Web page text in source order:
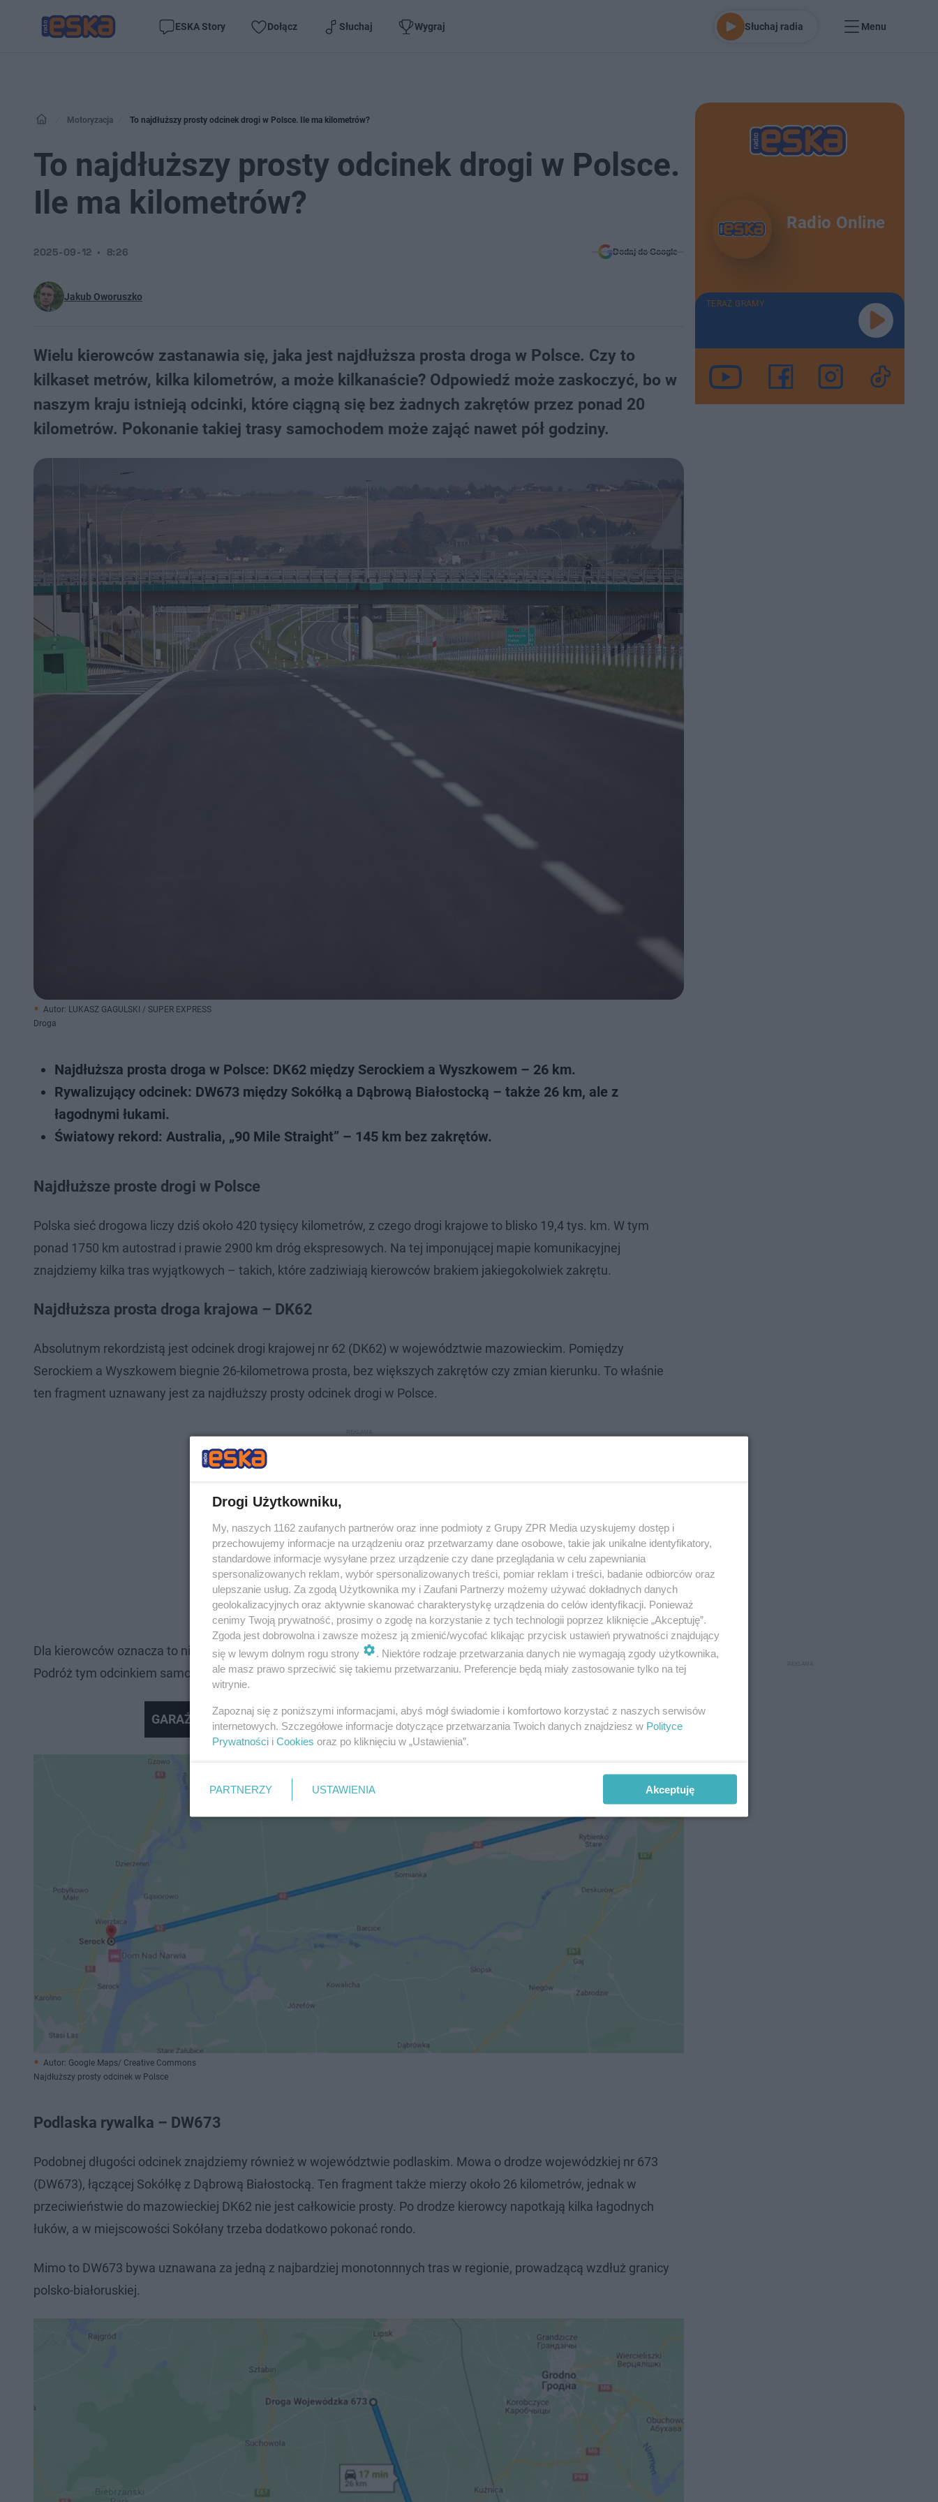
ESKA Story Dołącz Słuchaj Wygraj Słuchaj radia Menu
Motoryzacja To najdłuższy prosty odcinek drogi w Polsce. Ile ma kilometrów?
To najdłuższy prosty odcinek drogi w Polsce.
Ile ma kilometrów?
Jakub Oworuszko
2025-09-12 8:26 Dodaj do Google
Wielu kierowców zastanawia się, jaka jest najdłuższa prosta droga w Polsce. Czy to
kilkaset metrów, kilka kilometrów, a może kilkanaście? Odpowiedź może zaskoczyć, bo w
naszym kraju istnieją odcinki, które ciągną się bez żadnych zakrętów przez ponad 20
kilometrów. Pokonanie takiej trasy samochodem może zająć nawet pół godziny.
Autor: LUKASZ GAGULSKI / SUPER EXPRESS
Droga
Najdłuższa prosta droga w Polsce: DK62 między Serockiem a Wyszkowem – 26 km.
Rywalizujący odcinek: DW673 między Sokółką a Dąbrową Białostocką – także 26 km, ale z
łagodnymi łukami.
Światowy rekord: Australia, „90 Mile Straight” – 145 km bez zakrętów.
Najdłuższe proste drogi w Polsce
Polska sieć drogowa liczy dziś około 420 tysięcy kilometrów, z czego drogi krajowe to blisko 19,4 tys. km. W tym
ponad 1750 km autostrad i prawie 2900 km dróg ekspresowych. Na tej imponującej mapie komunikacyjnej
znajdziemy kilka tras wyjątkowych – takich, które zadziwiają kierowców brakiem jakiegokolwiek zakrętu.
Najdłuższa prosta droga krajowa – DK62
Absolutnym rekordzistą jest odcinek drogi krajowej nr 62 (DK62) w województwie mazowieckim. Pomiędzy
Serockiem a Wyszkowem biegnie 26-kilometrowa prosta, bez większych zakrętów czy zmian kierunku. To właśnie
ten fragment uznawany jest za najdłuższy prosty odcinek drogi w Polsce.
Dla kierowców oznacza to nie tylko wygodną jazdę, ale też monotonię – na tak długiej prostej łatwo stracić czujność.
Podróż tym odcinkiem samochodem osobowym zajmuje średnio około pół godziny.
GARAŻ - 2016
Autor: Google Maps/ Creative Commons
Najdłuższy prosty odcinek w Polsce
Podlaska rywalka – DW673
Podobnej długości odcinek znajdziemy również w województwie podlaskim. Mowa o drodze wojewódzkiej nr 673
(DW673), łączącej Sokółkę z Dąbrową Białostocką. Ten fragment także mierzy około 26 kilometrów, jednak w
przeciwieństwie do mazowieckiej DK62 nie jest całkowicie prosty. Po drodze kierowcy napotkają kilka łagodnych
łuków, a w miejscowości Sokółany trzeba dodatkowo pokonać rondo.
Mimo to DW673 bywa uznawana za jedną z najbardziej monotonnnych tras w regionie, prowadzącą wzdłuż granicy
polsko-białoruskiej.
Radio Online
TERAZ GRAMY
Drogi Użytkowniku,
My, naszych 1162 zaufanych partnerów oraz inne podmioty z Grupy ZPR Media uzyskujemy dostęp i
przechowujemy informacje na urządzeniu oraz przetwarzamy dane osobowe, takie jak unikalne identyfikatory,
standardowe informacje wysyłane przez urządzenie czy dane przeglądania w celu zapewniania
spersonalizowanych reklam, wybór spersonalizowanych treści, pomiar reklam i treści, badanie odbiorców oraz
ulepszanie usług. Za zgodą Użytkownika my i Zaufani Partnerzy możemy używać dokładnych danych
geolokalizacyjnych oraz aktywnie skanować charakterystykę urządzenia do celów identyfikacji. Ponieważ
cenimy Twoją prywatność, prosimy o zgodę na korzystanie z tych technologii poprzez kliknięcie „Akceptuję”.
Zgoda jest dobrowolna i zawsze możesz ją zmienić/wycofać klikając przycisk ustawień prywatności znajdujący
się w lewym dolnym rogu strony
. Niektóre rodzaje przetwarzania danych nie wymagają zgody użytkownika,
ale masz prawo sprzeciwić się takiemu przetwarzaniu. Preferencje będą miały zastosowanie tylko na tej
witrynie.
Zapoznaj się z poniższymi informacjami, abyś mógł świadomie i komfortowo korzystać z naszych serwisów
internetowych. Szczegółowe informacje dotyczące przetwarzania Twoich danych znajdziesz w Polityce
Prywatności i Cookies oraz po kliknięciu w „Ustawienia”.
PARTNERZY USTAWIENIA Akceptuję